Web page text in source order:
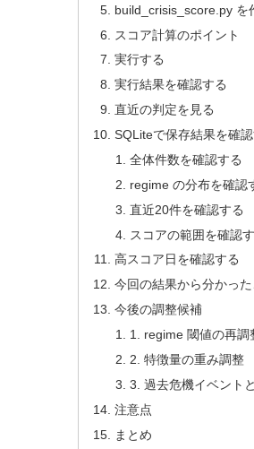
build_crisis_score.py を
スコア計算のポイント
実行する
実行結果を確認する
直近の判定を見る
SQLiteで保存結果を確
全体件数を確認する
regime の分布を確認
直近20件を確認する
スコアの範囲を確認
高スコア日を確認する
今回の結果から分かった
今後の調整候補
1. regime 閾値の再調
2. 特徴量の重み調整
3. 過去危機イベント
注意点
まとめ